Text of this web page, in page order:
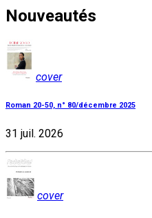
Nouveautés
cover
Roman 20-50, n° 80/décembre 2025
31 juil. 2026
cover